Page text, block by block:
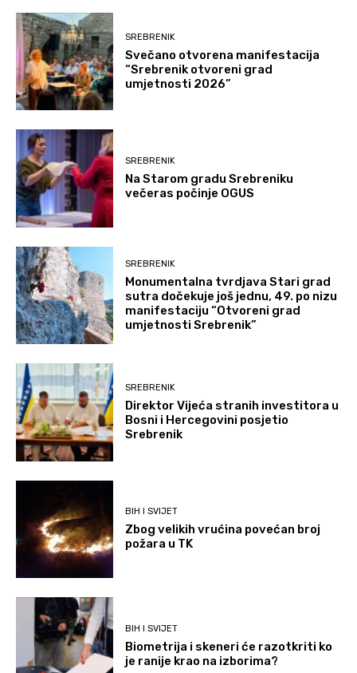
SREBRENIK
Svečano otvorena manifestacija
“Srebrenik otvoreni grad
umjetnosti 2026”
SREBRENIK
Na Starom gradu Srebreniku
večeras počinje OGUS
SREBRENIK
Monumentalna tvrdjava Stari grad
sutra dočekuje još jednu, 49. po nizu
manifestaciju “Otvoreni grad
umjetnosti Srebrenik”
SREBRENIK
Direktor Vijeća stranih investitora u
Bosni i Hercegovini posjetio
Srebrenik
BIH I SVIJET
Zbog velikih vrućina povećan broj
požara u TK
BIH I SVIJET
Biometrija i skeneri će razotkriti ko
je ranije krao na izborima?